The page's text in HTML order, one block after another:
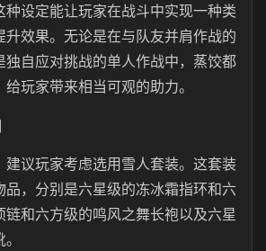
种设定能让玩家在战斗中实现一种类
升效果。无论是在与队友并肩作战的
独自应对挑战的单人作战中，蒸饺都
玩家带来相当可观的助力。
建议玩家考虑选用雪人套装。这套装
品，分别是六星级的冻冰霜指环和六
链和六方级的鸣风之舞长袍以及六星